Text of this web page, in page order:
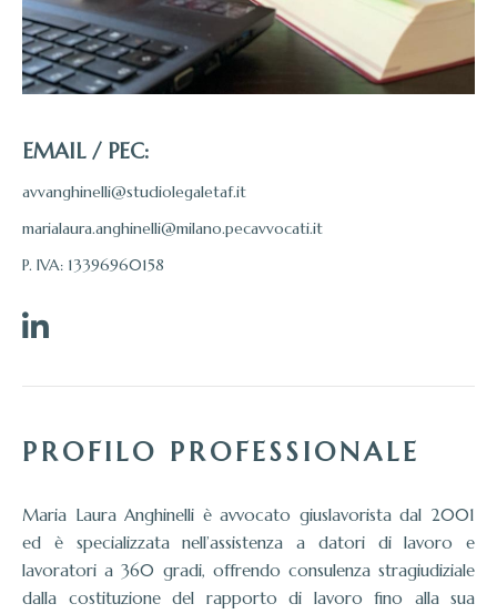
EMAIL / PEC:
avvanghinelli@studiolegaletaf.it
marialaura.anghinelli@milano.pecavvocati.it
P. IVA: 13396960158
PROFILO PROFESSIONALE
Maria Laura Anghinelli è avvocato giuslavorista dal 2001
ed è specializzata nell’assistenza a datori di lavoro e
lavoratori a 360 gradi, offrendo consulenza stragiudiziale
dalla costituzione del rapporto di lavoro fino alla sua